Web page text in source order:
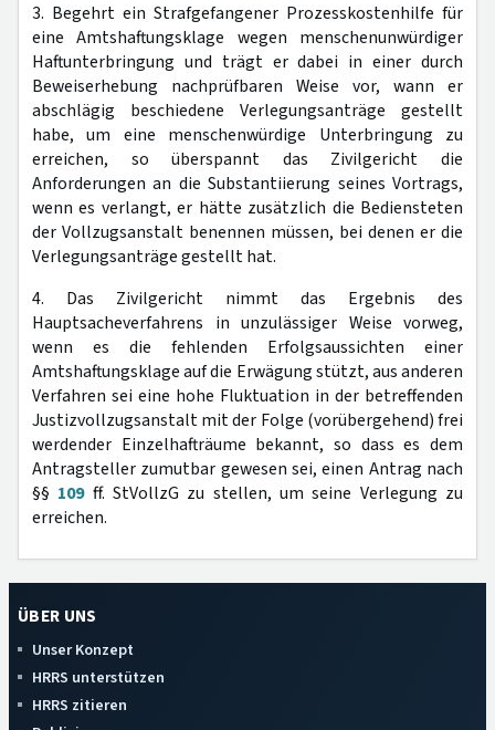
3. Begehrt ein Strafgefangener Prozesskostenhilfe für
eine Amtshaftungsklage wegen menschenunwürdiger
Haftunterbringung und trägt er dabei in einer durch
Beweiserhebung nachprüfbaren Weise vor, wann er
abschlägig beschiedene Verlegungsanträge gestellt
habe, um eine menschenwürdige Unterbringung zu
erreichen, so überspannt das Zivilgericht die
Anforderungen an die Substantiierung seines Vortrags,
wenn es verlangt, er hätte zusätzlich die Bediensteten
der Vollzugsanstalt benennen müssen, bei denen er die
Verlegungsanträge gestellt hat.
4. Das Zivilgericht nimmt das Ergebnis des
Hauptsacheverfahrens in unzulässiger Weise vorweg,
wenn es die fehlenden Erfolgsaussichten einer
Amtshaftungsklage auf die Erwägung stützt, aus anderen
Verfahren sei eine hohe Fluktuation in der betreffenden
Justizvollzugsanstalt mit der Folge (vorübergehend) frei
werdender Einzelhafträume bekannt, so dass es dem
Antragsteller zumutbar gewesen sei, einen Antrag nach
§§ 109ff. StVollzG zu stellen, um seine Verlegung zu
erreichen.
ÜBER UNS
Unser Konzept
HRRS unterstützen
HRRS zitieren